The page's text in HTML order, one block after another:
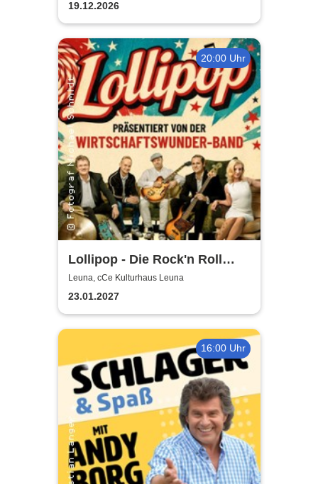
nur) für Kinder
19.12.2026
20:00 Uhr
Lollipop - Die Rock'n Roll
Show - präsentiert von der
Wirtschaftswunder-Band
Leuna, cCe Kulturhaus Leuna
23.01.2027
16:00 Uhr